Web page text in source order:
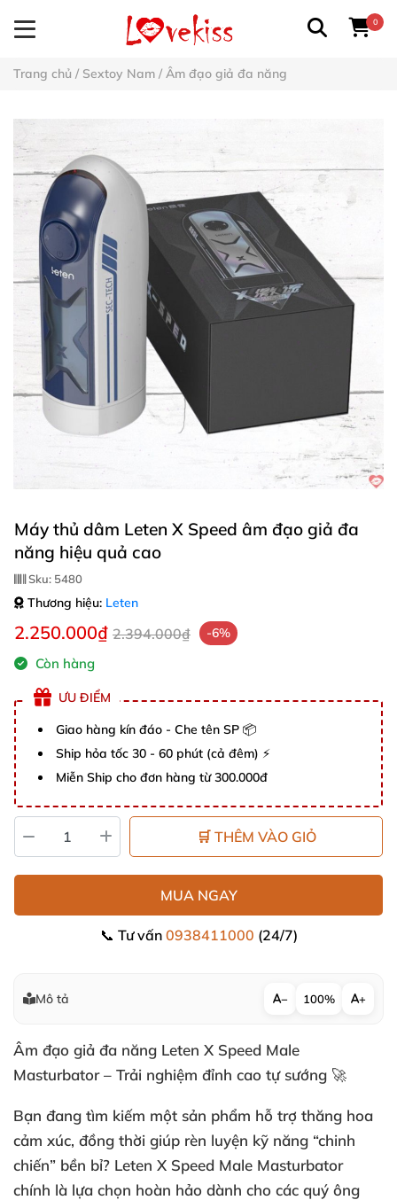
0
Trang chủ / Sextoy Nam / Âm đạo giả đa năng
Máy thủ dâm Leten X Speed âm đạo giả đa
năng hiệu quả cao
Sku: 5480
Thương hiệu: Leten
2.250.000₫ 2.394.000₫ -6%
Còn hàng
ƯU ĐIỂM
Giao hàng kín đáo - Che tên SP 📦
Ship hỏa tốc 30 - 60 phút (cả đêm) ⚡
Miễn Ship cho đơn hàng từ 300.000đ
🛒 THÊM VÀO GIỎ
MUA NGAY
📞 Tư vấn 0938411000 (24/7)
Mô tả − 100% +
Âm đạo giả đa năng Leten X Speed Male
Masturbator – Trải nghiệm đỉnh cao tự sướng 🚀
Bạn đang tìm kiếm một sản phẩm hỗ trợ thăng hoa
cảm xúc, đồng thời giúp rèn luyện kỹ năng “chinh
chiến” bền bỉ? Leten X Speed Male Masturbator
chính là lựa chọn hoàn hảo dành cho các quý ông